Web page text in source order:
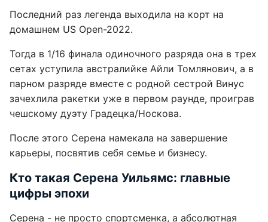
Последний раз легенда выходила на корт на
домашнем US Open-2022.
Тогда в 1/16 финала одиночного разряда она в трех
сетах уступила австралийке Айли Томлянович, а в
парном разряде вместе с родной сестрой Винус
зачехлила ракетки уже в первом раунде, проиграв
чешскому дуэту Градецка/Носкова.
После этого Серена намекала на завершение
карьеры, посвятив себя семье и бизнесу.
Кто такая Серена Уильямс: главные
цифры эпохи
Серена - не просто спортсменка, а абсолютная